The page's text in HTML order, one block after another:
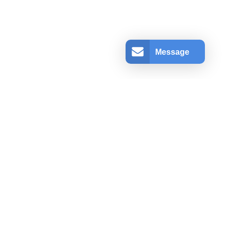
Message